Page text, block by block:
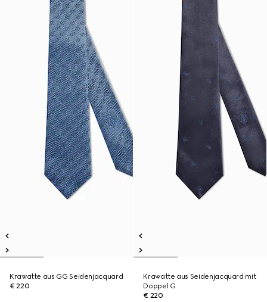
Krawatte aus GG Seidenjacquard
€ 220
Krawatte aus Seidenjacquard mit
Doppel G
€ 220